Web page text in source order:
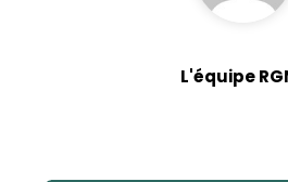
L'équipe